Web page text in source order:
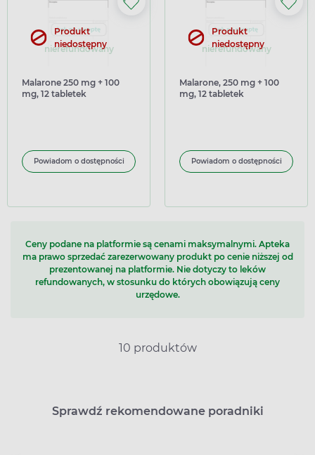
nierefundowany
Produkt
niedostępny
Malarone 250 mg + 100
mg, 12 tabletek
Powiadom o dostępności
nierefundowany
Produkt
niedostępny
Malarone, 250 mg + 100
mg, 12 tabletek
Powiadom o dostępności
Ceny podane na platformie są cenami maksymalnymi. Apteka
ma prawo sprzedać zarezerwowany produkt po cenie niższej od
prezentowanej na platformie. Nie dotyczy to leków
refundowanych, w stosunku do których obowiązują ceny
urzędowe.
10 produktów
Sprawdź rekomendowane poradniki